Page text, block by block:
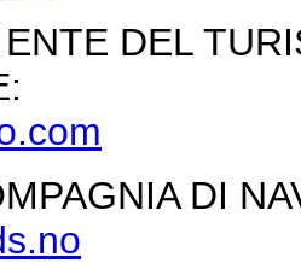
DEL
DI